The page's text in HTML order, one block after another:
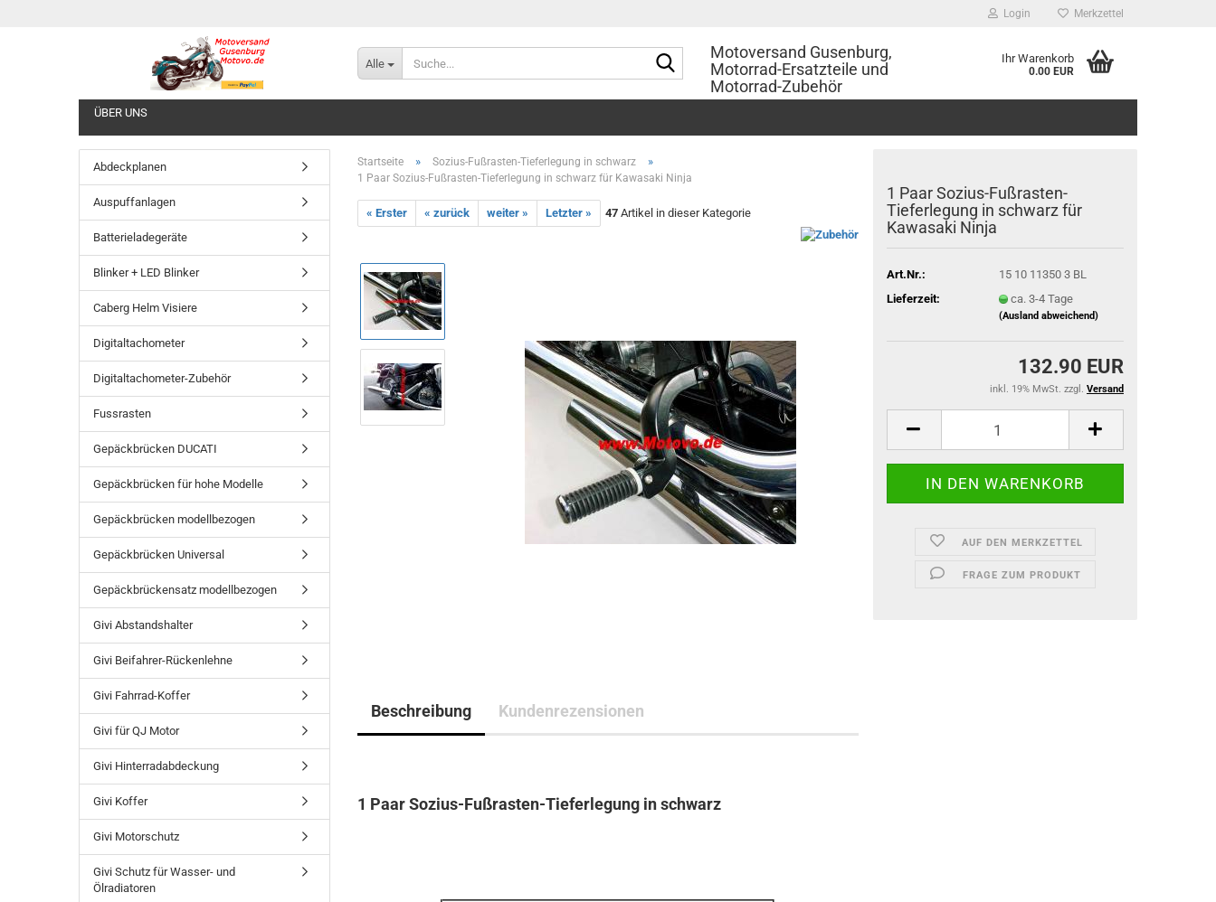
Login Merkzettel
Alle
Suche...Motoversand Gusenburg,
Motorrad-Ersatzteile und
Motorrad-Zubehör
Ihr Warenkorb
0.00 EUR
ÜBER UNS
Startseite » Sozius-Fußrasten-Tieferlegung in schwarz »
1 Paar Sozius-Fußrasten-Tieferlegung in schwarz für Kawasaki Ninja
« Erster « zurück weiter » Letzter » 47Artikel in dieser Kategorie
1 Paar Sozius-Fußrasten-
Tieferlegung in schwarz für
Kawasaki Ninja
Art.Nr.:
15 10 11350 3 BL
Lieferzeit:
ca. 3-4 Tage
(Ausland abweichend)
132.90 EUR
inkl. 19% MwSt. zzgl. Versand
AUF DEN MERKZETTEL
FRAGE ZUM PRODUKT
Beschreibung Kundenrezensionen
1 Paar Sozius-Fußrasten-Tieferlegung in schwarz
Abdeckplanen
Auspuffanlagen
Batterieladegeräte
Blinker + LED Blinker
Caberg Helm Visiere
Digitaltachometer
Digitaltachometer-Zubehör
Fussrasten
Gepäckbrücken DUCATI
Gepäckbrücken für hohe Modelle
Gepäckbrücken modellbezogen
Gepäckbrücken Universal
Gepäckbrückensatz modellbezogen
Givi Abstandshalter
Givi Beifahrer-Rückenlehne
Givi Fahrrad-Koffer
Givi für QJ Motor
Givi Hinterradabdeckung
Givi Koffer
Givi Motorschutz
Givi Schutz für Wasser- und
Ölradiatoren